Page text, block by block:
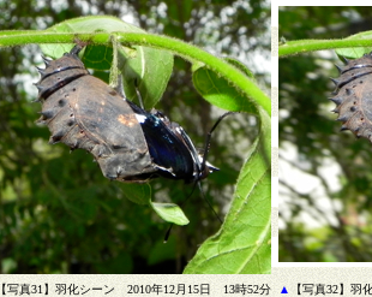
【写真31】羽化シーン 2010年12月15日 13時52分 ▲ 【写真32】